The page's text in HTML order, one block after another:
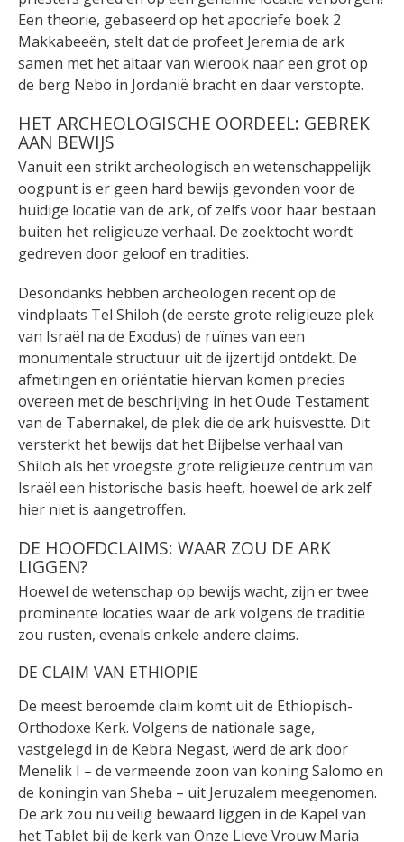
Een theorie, gebaseerd op het apocriefe boek 2
Makkabeeën, stelt dat de profeet Jeremia de ark
samen met het altaar van wierook naar een grot op
de berg Nebo in Jordanië bracht en daar verstopte.
HET ARCHEOLOGISCHE OORDEEL: GEBREK
AAN BEWIJS
Vanuit een strikt archeologisch en wetenschappelijk
oogpunt is er geen hard bewijs gevonden voor de
huidige locatie van de ark, of zelfs voor haar bestaan
buiten het religieuze verhaal. De zoektocht wordt
gedreven door geloof en tradities.
Desondanks hebben archeologen recent op de
vindplaats Tel Shiloh (de eerste grote religieuze plek
van Israël na de Exodus) de ruïnes van een
monumentale structuur uit de ijzertijd ontdekt. De
afmetingen en oriëntatie hiervan komen precies
overeen met de beschrijving in het Oude Testament
van de Tabernakel, de plek die de ark huisvestte. Dit
versterkt het bewijs dat het Bijbelse verhaal van
Shiloh als het vroegste grote religieuze centrum van
Israël een historische basis heeft, hoewel de ark zelf
hier niet is aangetroffen.
DE HOOFDCLAIMS: WAAR ZOU DE ARK
LIGGEN?
Hoewel de wetenschap op bewijs wacht, zijn er twee
prominente locaties waar de ark volgens de traditie
zou rusten, evenals enkele andere claims.
DE CLAIM VAN ETHIOPIË
De meest beroemde claim komt uit de Ethiopisch-
Orthodoxe Kerk. Volgens de nationale sage,
vastgelegd in de Kebra Negast, werd de ark door
Menelik I – de vermeende zoon van koning Salomo en
de koningin van Sheba – uit Jeruzalem meegenomen.
De ark zou nu veilig bewaard liggen in de Kapel van
het Tablet bij de kerk van Onze Lieve Vrouw Maria